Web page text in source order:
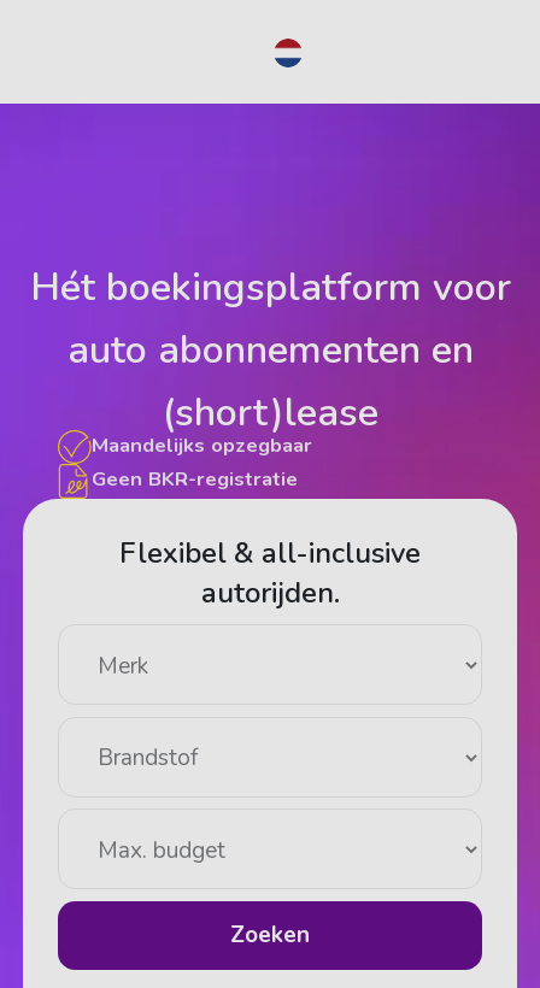
Hét boekingsplatform voor
auto abonnementen en
(short)lease
Maandelijks opzegbaar
Geen BKR-registratie
Flexibel & all-inclusive
autorijden.
Zoeken